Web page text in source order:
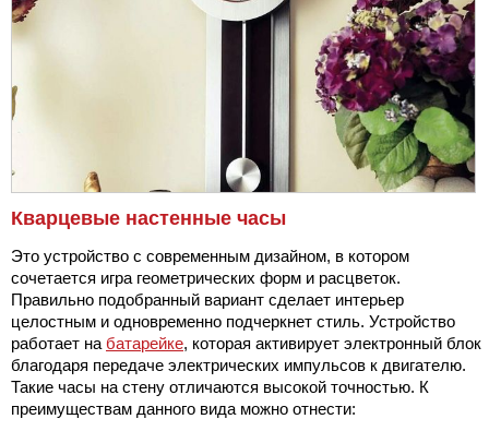
Кварцевые настенные часы
Это устройство с современным дизайном, в котором
сочетается игра геометрических форм и расцветок.
Правильно подобранный вариант сделает интерьер
целостным и одновременно подчеркнет стиль. Устройство
работает на батарейке, которая активирует электронный блок
благодаря передаче электрических импульсов к двигателю.
Такие часы на стену отличаются высокой точностью. К
преимуществам данного вида можно отнести: